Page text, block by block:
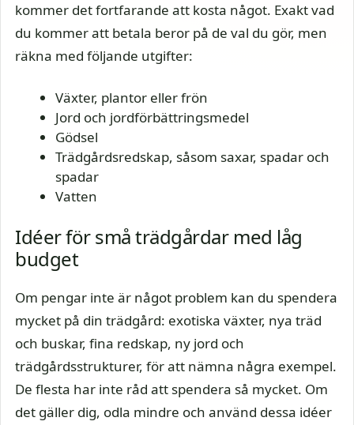
kommer det fortfarande att kosta något. Exakt vad
du kommer att betala beror på de val du gör, men
räkna med följande utgifter:
Växter, plantor eller frön
Jord och jordförbättringsmedel
Gödsel
Trädgårdsredskap, såsom saxar, spadar och
spadar
Vatten
Idéer för små trädgårdar med låg
budget
Om pengar inte är något problem kan du spendera
mycket på din trädgård: exotiska växter, nya träd
och buskar, fina redskap, ny jord och
trädgårdsstrukturer, för att nämna några exempel.
De flesta har inte råd att spendera så mycket. Om
det gäller dig, odla mindre och använd dessa idéer